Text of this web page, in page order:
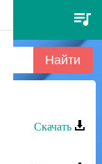
Скачать